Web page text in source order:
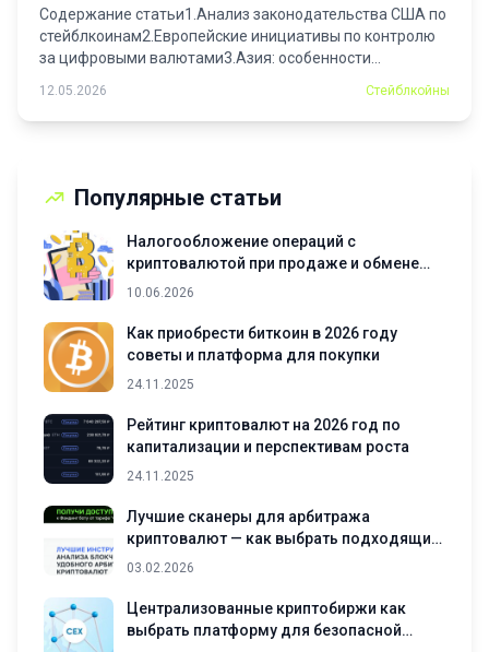
рынок
Содержание статьи1.Анализ законодательства США по
стейблкоинам2.Европейские инициативы по контролю
за цифровыми валютами3.Азия: особенности
12.05.2026 Стейблкойны
Популярные статьи
Налогообложение операций с
криптовалютой при продаже и обмене
активов
10.06.2026
Как приобрести биткоин в 2026 году
советы и платформа для покупки
24.11.2025
Рейтинг криптовалют на 2026 год по
капитализации и перспективам роста
24.11.2025
Лучшие сканеры для арбитража
криптовалют — как выбрать подходящий
инструмент
03.02.2026
Централизованные криптобиржи как
выбрать платформу для безопасной